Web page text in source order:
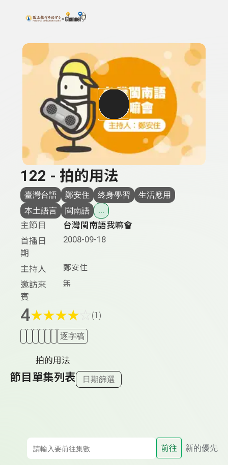
上方功能區塊
搜尋關鍵字：可輸入節目名稱、主持人或關鍵字
122 - 拍的用法
臺灣台語 鄭安住 終身學習
生活應用
本土語言
閩南語 ...
主節目
台灣閩南語我嘛會
首播日
期
2008-09-18
主持人 鄭安住
邀訪來
賓
無
4★★★★ (1)
逐字稿
拍的用法
節目單集列表 日期篩選
前往 新的優先